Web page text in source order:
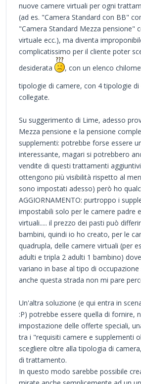
nuove camere virtuali per ogni
(ad es. "Camera Standard con BB"
"Camera Standard Mezza pensione"
virtuale ecc.), ma diventa
complicatissimo per il cliente poter
desiderata
, con un elenco
tipologie di camere, con 4 tipologie di
collegate.
Su suggerimento di Lime, adesso
Mezza pensione e la pensione
supplementi: potrebbe forse essere
interessante, magari si potrebbero
vendite di questi trattamenti
ottengono più visibilità rispetto al
sono impostati adesso) però ho
AGGIORNAMENTO: purtroppo i
impostabili solo per le camere padre
virtuali..... il prezzo dei pasti può
bambini, quindi io ho creato, per le
quadrupla, delle camere virtuali (per
adulti e tripla 2 adulti 1 bambino)
variano in base al tipo di occupazione
anche questa strada non mi pare
Un'altra soluzione (e qui entra in
:P) potrebbe essere quella di fornire,
impostazione delle offerte speciali,
tra i "requisiti camere e supplementi
scegliere oltre alla tipologia di
di trattamento.
In questo modo sarebbe possibile